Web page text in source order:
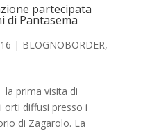
partecipata
di Pantasema
| BLOGNOBORDER,
la prima visita di
orti diffusi presso i
di Zagarolo. La